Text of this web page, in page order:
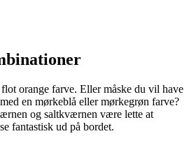
orange farve. Eller måske du vil have
en mørkeblå eller mørkegrøn farve?
og saltkværnen være lette at
fantastisk ud på bordet.